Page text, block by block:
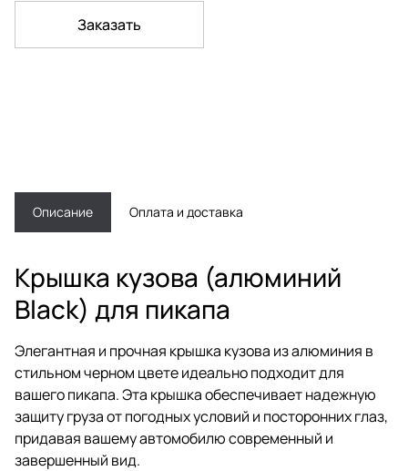
Заказать
Описание Оплата и доставка
Крышка кузова (алюминий
Black) для пикапа
Элегантная и прочная крышка кузова из алюминия в
стильном черном цвете идеально подходит для
вашего пикапа. Эта крышка обеспечивает надежную
защиту груза от погодных условий и посторонних глаз,
придавая вашему автомобилю современный и
завершенный вид.